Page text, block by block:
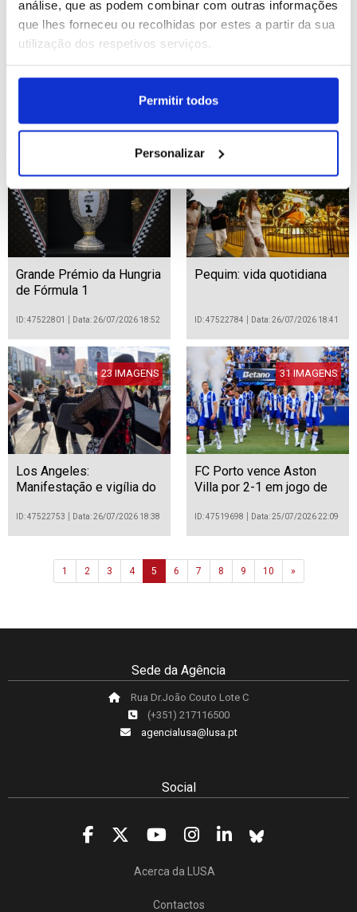
análise, que as podem combinar com outras informações
que lhes forneceu ou recolhidas por estes a partir da sua
utilização dos respetivos serviços.
Permitir todos
Personalizar
Nepal: mulheres hindus
reúnem-se nos templos
para o festival Sarwan
Brata, Catmandu
ID: 47524487 Data: 27/07/2026 09:03
Estoril: Estoril Open
ID: 47523396 Data: 26/07/2026 21:31
29 IMAGENS
Grande Prémio da Hungria
de Fórmula 1
ID: 47522801 Data: 26/07/2026 18:52
14 IMAGENS
Pequim: vida quotidiana
ID: 47522784 Data: 26/07/2026 18:41
23 IMAGENS
Los Angeles:
Manifestação e vigília do
Abolição do ICE"
ID: 47522753 Data: 26/07/2026 18:38
31 IMAGENS
FC Porto vence Aston
Villa por 2-1 em jogo de
temporada 2026/27
ID: 47519698 Data: 25/07/2026 22:09
1 2 3 4 5 6 7 8 9 10 »Next
Sede da Agência
Rua Dr.João Couto Lote C
(+351) 217116500
agencialusa@lusa.pt
Social
Acerca da LUSA
Contactos